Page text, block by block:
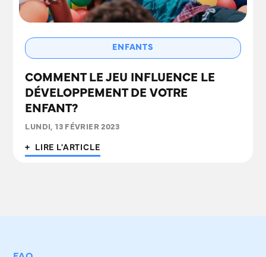
ENFANTS
COMMENT LE JEU INFLUENCE LE
DÉVELOPPEMENT DE VOTRE
ENFANT?
LUNDI, 13 FÉVRIER 2023
+ LIRE L'ARTICLE